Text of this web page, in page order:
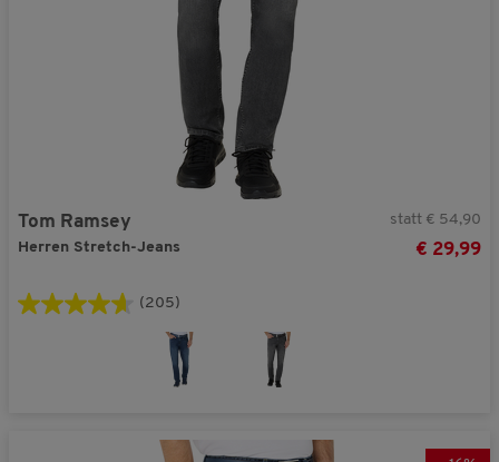
Tom Ramsey
Herren Stretch-Jeans
statt € 54,90
€ 29,99
(205)